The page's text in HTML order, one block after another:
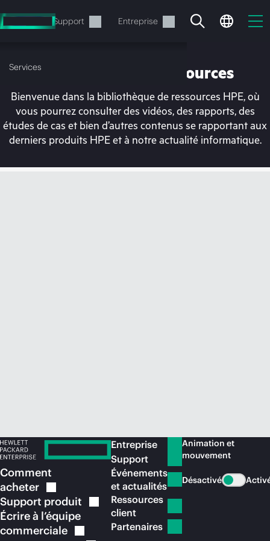
au
contenu
Support Entreprise
Services
Votre panier est
Bibliothèque de ressources
Bienvenue dans la bibliothèque de ressources HPE, où
vous pourrez consulter des vidéos, des rapports, des
études de cas et bien d’autres contenus se rapportant aux
derniers produits HPE et à notre actualité informatique.
Comment
acheter
Support produit
Écrire à l’équipe
commerciale
Entreprise
Support
Événements
et actualités
Ressources
client
Partenaires
Animation et
mouvement
Désactivé